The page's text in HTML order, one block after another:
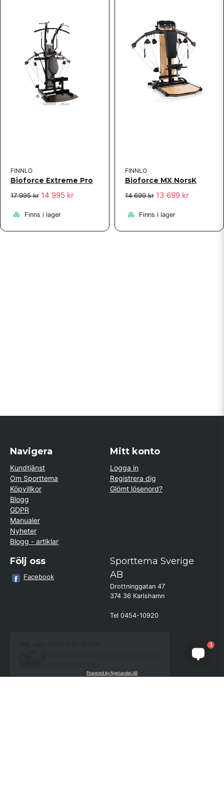
FINNLO
Bioforce Extreme Pro
17 995 kr 14 995 kr
Finns i lager
FINNLO
Bioforce MX NorsK
14 699 kr 13 699 kr
Finns i lager
Navigera
Kundtjänst
Om Sporttema
Köpvillkor
Blogg
GDPR
Manualer
Nyheter
Blogg - artiklar
Mitt konto
Logga in
Registrera dig
Glömt lösenord?
Följ oss
Facebook
Sporttema Sverige
AB
Drottninggatan 47
374 36 Karlshamn
Tel 0454-10920
Powered by Nyehandel AB
1